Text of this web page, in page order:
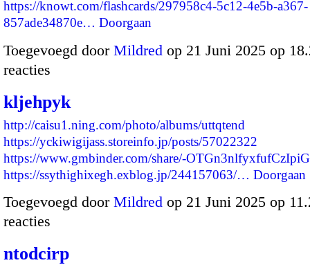
https://knowt.com/flashcards/297958c4-5c12-4e5b-a367-
857ade34870e… Doorgaan
Toegevoegd door Mildred op 21 Juni 2025 op
reacties
kljehpyk
http://caisu1.ning.com/photo/albums/uttqtend
https://yckiwigijass.storeinfo.jp/posts/57022322
https://www.gmbinder.com/share/-OTGn3nlfyxfufCzIpiG
https://ssythighixegh.exblog.jp/244157063/… Doorgaan
Toegevoegd door Mildred op 21 Juni 2025 op
reacties
ntodcirp